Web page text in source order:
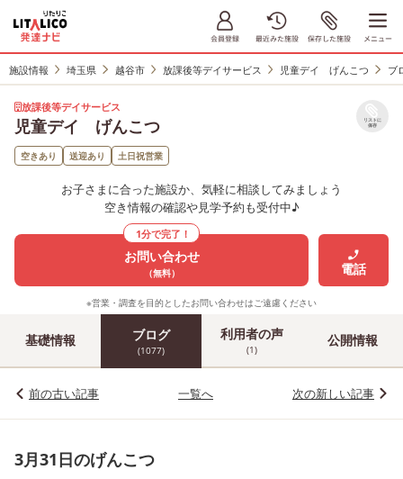
施設情報 埼玉県 越谷市 放課後等デイサービス 児童デイ げんこつ ブ
放課後等デイサービス
児童デイ げんこつ リストに
保存
空きあり 送迎あり 土日祝営業
お子さまに合った施設か、気軽に相談してみましょう
空き情報の確認や見学予約も受付中♪
1分で完了！
お問い合わせ
（無料） 電話
※営業・調査を目的としたお問い合わせはご遠慮ください
基礎情報 ブログ
(1077)
利用者の声
(1)
公開情報
前の古い記事 一覧へ 次の新しい記事
3月31日のげんこつ